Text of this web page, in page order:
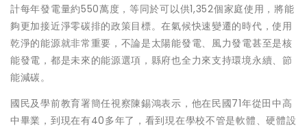
計每年發電量約550萬度，等同於可以供1,352個家庭使用，將能
夠更加接近淨零碳排的政策目標。在氣候快速變遷的時代，使用
乾淨的能源就非常重要，不論是太陽能發電、風力發電甚至是核
能發電，都是未來的能源選項，縣府也全力來支持環境永續、節
能減碳。
國民及學前教育署簡任視察陳錫鴻表示，他在民國71年從田中高
中畢業，到現在有40多年了，看到現在學校不管是軟體、硬體設